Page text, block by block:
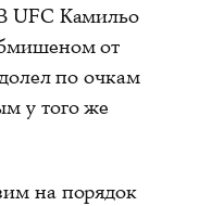
UFC Камильо
от
по очкам
у того же
на порядок